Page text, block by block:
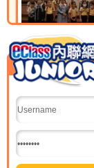
10/07/2026
2025-2026年度
08/07/2026